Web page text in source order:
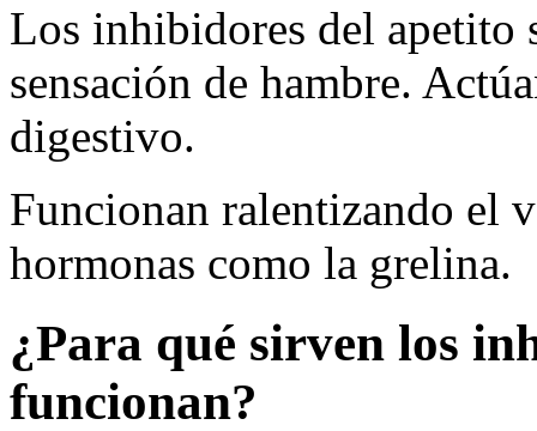
Los inhibidores del apetito
sensación de hambre.
digestivo.
Funcionan ralentizando el
hormonas como la grelina.
¿Para qué sirven los
funcionan?